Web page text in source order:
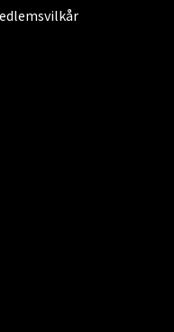
Steinkjer